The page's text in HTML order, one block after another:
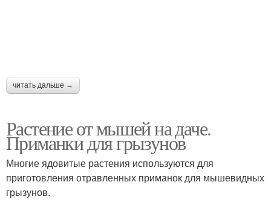
читать дальше →
Растение от мышей на даче.
Приманки для грызунов
Многие ядовитые растения используются для
приготовления отравленных приманок для мышевидных
грызунов.